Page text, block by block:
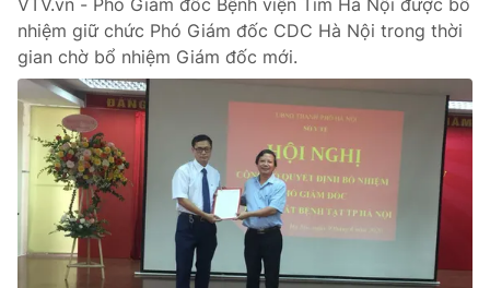
VTV.vn - Phó Giám đốc Bệnh viện Tim Hà Nội được bổ
nhiệm giữ chức Phó Giám đốc CDC Hà Nội trong thời
gian chờ bổ nhiệm Giám đốc mới.